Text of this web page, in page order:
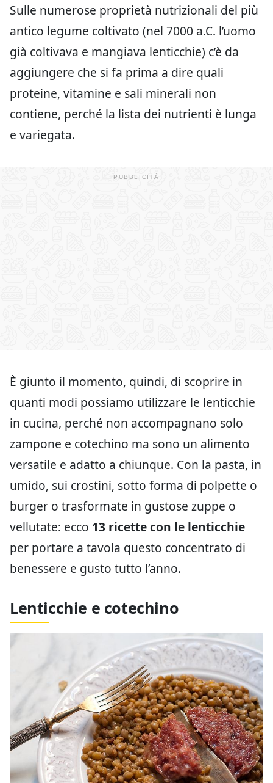
Sulle numerose proprietà nutrizionali del più
antico legume coltivato (nel 7000 a.C. l’uomo
già coltivava e mangiava lenticchie) c’è da
aggiungere che si fa prima a dire quali
proteine, vitamine e sali minerali non
contiene, perché la lista dei nutrienti è lunga
e variegata.
È giunto il momento, quindi, di scoprire in
quanti modi possiamo utilizzare le lenticchie
in cucina, perché non accompagnano solo
zampone e cotechino ma sono un alimento
versatile e adatto a chiunque. Con la pasta, in
umido, sui crostini, sotto forma di polpette o
burger o trasformate in gustose zuppe o
vellutate: ecco 13 ricette con le lenticchie
per portare a tavola questo concentrato di
benessere e gusto tutto l’anno.
Lenticchie e cotechino